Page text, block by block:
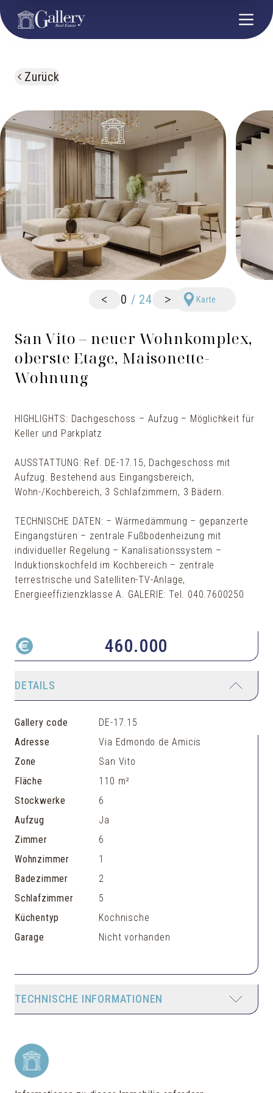
Zurück
< 0 / 24 > Karte
San Vito – neuer Wohnkomplex,
oberste Etage, Maisonette-
Wohnung
HIGHLIGHTS: Dachgeschoss – Aufzug – Möglichkeit für
Keller und Parkplatz
AUSSTATTUNG: Ref. DE-17.15, Dachgeschoss mit
Aufzug. Bestehend aus Eingangsbereich,
Wohn-/Kochbereich, 3 Schlafzimmern, 3 Bädern.
TECHNISCHE DATEN: – Wärmedämmung – gepanzerte
Eingangstüren – zentrale Fußbodenheizung mit
individueller Regelung – Kanalisationssystem –
Induktionskochfeld im Kochbereich – zentrale
terrestrische und Satelliten-TV-Anlage,
Energieeffizienzklasse A. GALERIE: Tel. 040.7600250
460.000
DETAILS
Gallery code
DE-17.15
Adresse
Via Edmondo de Amicis
Zone
San Vito
Fläche
110 m²
Stockwerke
6
Aufzug
Ja
Zimmer
6
Wohnzimmer
1
Badezimmer
2
Schlafzimmer
5
Küchentyp
Kochnische
Garage
Nicht vorhanden
TECHNISCHE INFORMATIONEN